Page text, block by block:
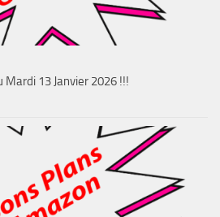
Mardi 13 Janvier 2026 !!!